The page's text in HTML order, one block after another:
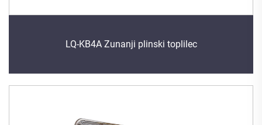
LQ-KB4A Zunanji plinski toplilec